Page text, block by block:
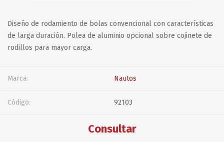
Diseño de rodamiento de bolas convencional con características
de larga duración. Polea de aluminio opcional sobre cojinete de
rodillos para mayor carga.
Marca: Nautos
Código: 92103
Consultar